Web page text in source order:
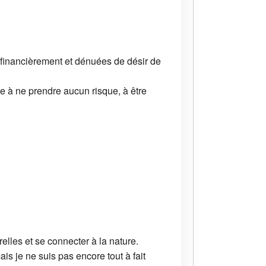
et dénuées de désir de
à ne prendre aucun risque, à être
et se connecter à la nature.
je ne suis pas encore tout à fait